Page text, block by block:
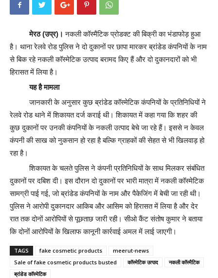
मेरठ (उप्र)। नकली कॉस्मैटिक प्रोडक्ट की बिक्री का भंडाफोड़ हुआ
है। थाना रेलवे रोड पुलिस ने दो दुकानों पर छापा मारकर ब्रांडेड कंपनियों के नाम
से बिक रहे नकली कॉस्मेटिक उत्पाद बरामद किए हैं और दो दुकानदारों को भी
हिरासत में लिया है।
यह है मामला
जानकारी के अनुसार कुछ ब्रांडेड कॉस्मेटिक कंपनियों के प्रतिनिधियों ने
रेलवे रोड थाने में शिकायत दर्ज कराई थी। शिकायत में कहा गया कि शहर की
कुछ दुकानों पर उनकी कंपनियों के नकली उत्पाद बेचे जा रहे हैं। इससे न केवल
कंपनी की साख को नुकसान हो रहा है बल्कि ग्राहकों की सेहत से भी खिलवाड़ हो
रहा है।
शिकायत के चलते पुलिस ने कंपनी प्रतिनिधियों के साथ मिलकर संबंधित
दुकानों पर दबिश दी। इस दौरान दो दुकानों पर भारी मात्रा में नकली कॉस्मेटिक
सामग्री पाई गई, जो ब्रांडेड कंपनियों के नाम और पैकेजिंग में बेची जा रही थी।
पुलिस ने आरोपी दुकानदार आकिब और आसिम को हिरासत में लिया है और देर
रात तक दोनों आरोपियों से पूछताछ जारी रही। सीओ कैंट संतोष कुमार ने बताया
कि दोनों आरोपियों के खिलाफ कानूनी कार्रवाई अमल में लाई जाएगी।
TAGS fake cosmetic products
meerut-news
Sale of fake cosmetic products busted
कॉस्मेटिक उत्पाद
नकली कॉस्मैटिक
ब्रांडेड कॉस्मेटिक